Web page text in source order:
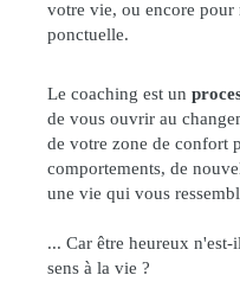
votre vie, ou encore
ponctuelle.
Le coaching est un
de vous ouvrir au
de votre zone de confort
comportements, de
une vie qui vous
... Car être heureux
sens à la vie ?